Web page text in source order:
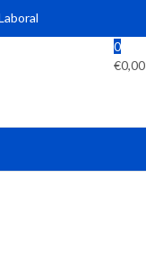
0
€0,00